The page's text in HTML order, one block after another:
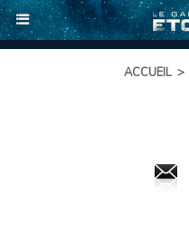
ACCUEIL >